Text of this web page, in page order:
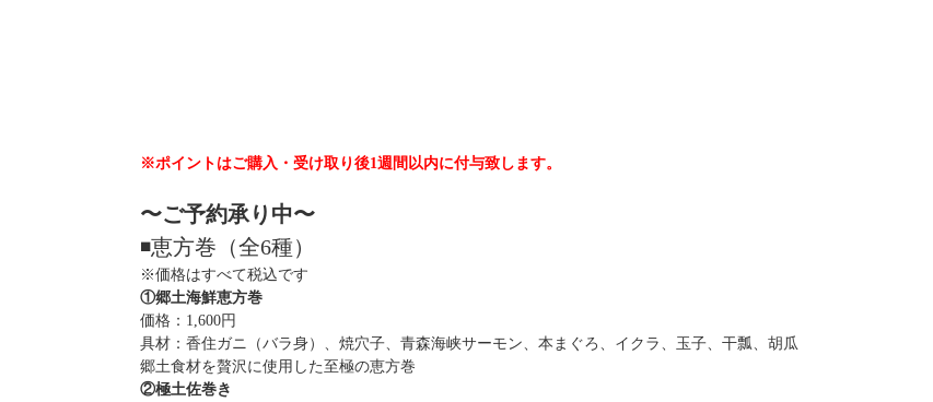
※ポイントはご購入・受け取り後1週間以内に付与致します。
〜ご予約承り中〜
◾️恵方巻（全6種）
※価格はすべて税込です
①郷土海鮮恵方巻
価格：1,600円
具材：香住ガニ（バラ身）、焼穴子、青森海峡サーモン、本まぐろ、イクラ、玉子、干瓢、胡瓜
郷土食材を贅沢に使用した至極の恵方巻
②極土佐巻き